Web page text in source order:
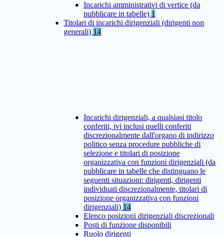
Incarichi amministrativi di vertice (da
pubblicare in tabelle) 1
Titolari di incarichi dirigenziali (dirigenti non
generali) 14
Incarichi dirigenziali, a qualsiasi titolo
conferiti, ivi inclusi quelli conferiti
discrezionalmente dall'organo di indirizzo
politico senza procedure pubbliche di
selezione e titolari di posizione
organizzativa con funzioni dirigenziali (da
pubblicare in tabelle che distinguano le
seguenti situazioni: dirigenti, dirigenti
individuati discrezionalmente, titolari di
posizione organizzativa con funzioni
dirigenziali) 14
Elenco posizioni dirigenziali discrezionali
Posti di funzione disponibili
Ruolo dirigenti